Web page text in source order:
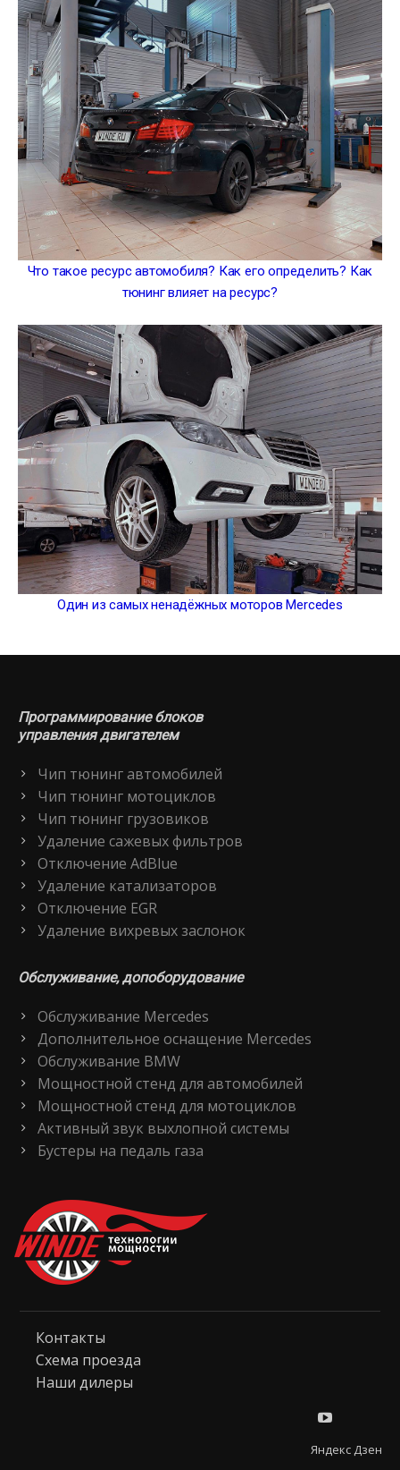
Что такое ресурс автомобиля? Как его определить? Как
тюнинг влияет на ресурс?
Один из самых ненадёжных моторов Mercedes
Программирование блоков
управления двигателем
Чип тюнинг автомобилей
Чип тюнинг мотоциклов
Чип тюнинг грузовиков
Удаление сажевых фильтров
Отключение AdBlue
Удаление катализаторов
Отключение EGR
Удаление вихревых заслонок
Обслуживание, допоборудование
Обслуживание Mercedes
Дополнительное оснащение Mercedes
Обслуживание BMW
Мощностной стенд для автомобилей
Мощностной стенд для мотоциклов
Активный звук выхлопной системы
Бустеры на педаль газа
Контакты
Схема проезда
Наши дилеры
Яндекс Дзен